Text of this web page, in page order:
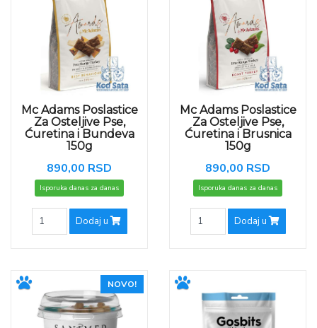
Mc Adams Poslastice
Za Osteljive Pse,
Ćuretina i Bundeva
150g
890,00 RSD
Isporuka danas za danas
Dodaj u
Mc Adams Poslastice
Za Osteljive Pse,
Ćuretina i Brusnica
150g
890,00 RSD
Isporuka danas za danas
Dodaj u
NOVO!